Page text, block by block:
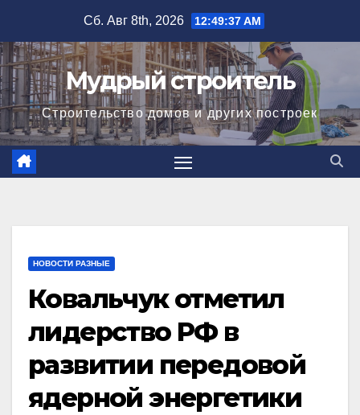
содержимому
Сб. Авг 8th, 2026 12:49:37 AM
Мудрый строитель
Строительство домов и других построек
НОВОСТИ РАЗНЫЕ
Ковальчук отметил
лидерство РФ в
развитии передовой
ядерной энергетики